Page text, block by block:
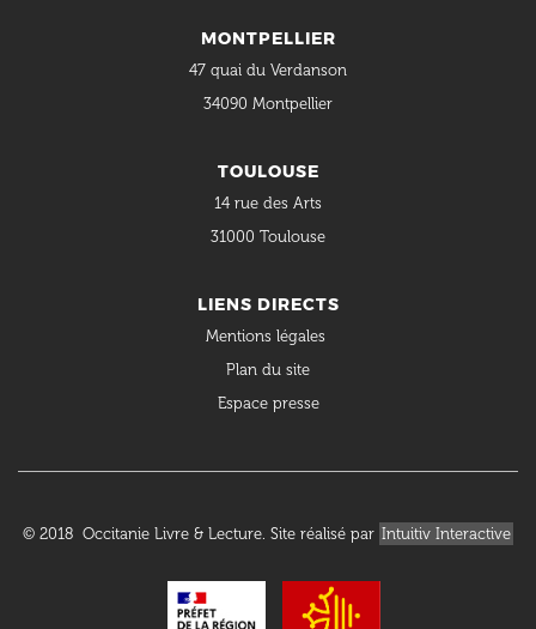
MONTPELLIER
47 quai du Verdanson
34090 Montpellier
TOULOUSE
14 rue des Arts
31000 Toulouse
LIENS DIRECTS
Mentions légales
Plan du site
Espace presse
© 2018 Occitanie Livre & Lecture. Site réalisé par Intuitiv Interactive